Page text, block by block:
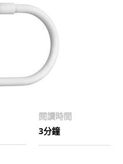
閱讀時間
3分鐘